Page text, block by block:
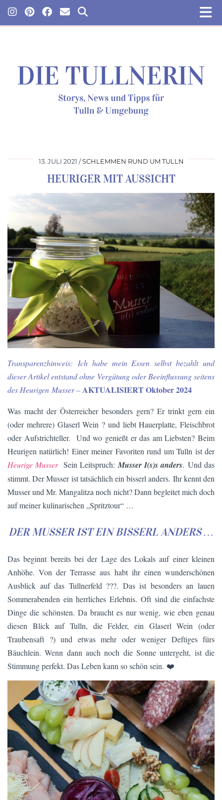
13. JULI 2021 SCHLEMMEN RUND UM TULLN
HEURIGER MIT AUSSICHT
Transparenzhinweis: Ich habe mein Essen selbst bezahlt und
dieser Artikel entstand ohne Vergütung oder Beeinflussung seitens
des Heurigen Musser –AKTUALISIERT Oktober 2024
Was macht der Österreicher besonders gern? Er trinkt gern ein
(oder mehrere) Glaserl Wein ? und liebt Hauerplatte, Fleischbrot
oder Aufstrichteller. Und wo genießt er das am Liebsten? Beim
Heurigen natürlich! Einer meiner Favoriten rund um Tulln ist der
Heurige Musser Sein Leitspruch: Musser I(s)s anders. Und das
stimmt. Der Musser ist tatsächlich ein bisserl anders. Ihr kennt den
Musser und Mr. Mangalitza noch nicht? Dann begleitet mich doch
auf meiner kulinarischen „Spritztour“ …
DER MUSSER IST EIN BISSERL ANDERS …
Das beginnt bereits bei der Lage des Lokals auf einer kleinen
Anhöhe. Von der Terrasse aus habt ihr einen wunderschönen
Ausblick auf das Tullnerfeld ???. Das ist besonders an lauen
Sommerabenden ein herrliches Erlebnis. Oft sind die einfachste
Dinge die schönsten. Da braucht es nur wenig, wie eben genau
diesen Blick auf Tulln, die Felder, ein Glaserl Wein (oder
Traubensaft ?) und etwas mehr oder weniger Deftiges fürs
Bäuchlein. Wenn dann auch noch die Sonne untergeht, ist die
Stimmung perfekt. Das Leben kann so schön sein. ❤️